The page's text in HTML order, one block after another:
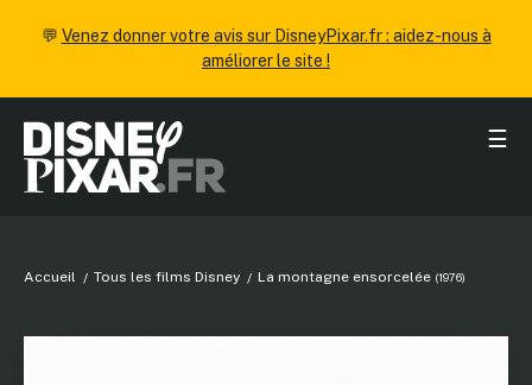
💬 Venez donner votre avis sur DisneyPixar.fr : aidez-nous à
améliorer le site !
☰
Accueil Tous les films Disney La montagne ensorcelée (1976)